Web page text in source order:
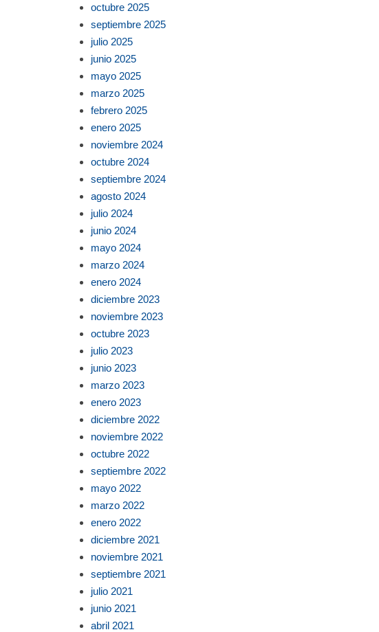
octubre 2025
septiembre 2025
julio 2025
junio 2025
mayo 2025
marzo 2025
febrero 2025
enero 2025
noviembre 2024
octubre 2024
septiembre 2024
agosto 2024
julio 2024
junio 2024
mayo 2024
marzo 2024
enero 2024
diciembre 2023
noviembre 2023
octubre 2023
julio 2023
junio 2023
marzo 2023
enero 2023
diciembre 2022
noviembre 2022
octubre 2022
septiembre 2022
mayo 2022
marzo 2022
enero 2022
diciembre 2021
noviembre 2021
septiembre 2021
julio 2021
junio 2021
abril 2021